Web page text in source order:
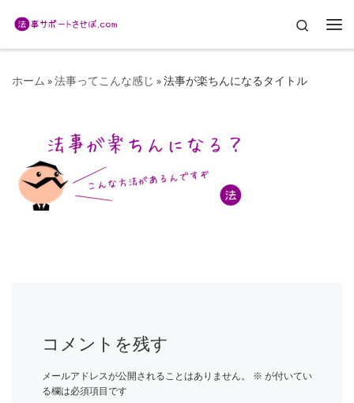
コンテンツへスキップ
Search
ホーム »法事ってこんな感じ »法事が楽ちんになるタイトル
コメントを残す
メールアドレスが公開されることはありません。 ※ が付いてい
る欄は必須項目です